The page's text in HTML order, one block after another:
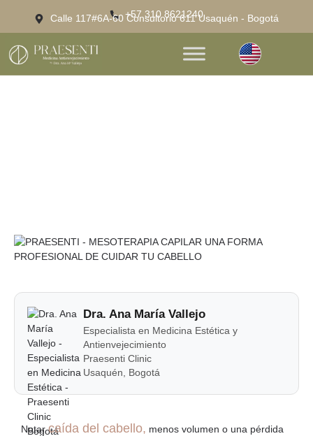
+57 310 8621240
Calle 117#6A-60 Consultorio 611 Usaquén - Bogotá
Dra. Ana María Vallejo
Especialista en Medicina Estética y
Antienvejecimiento
Praesenti Clinic
Usaquén, Bogotá
Notarcaída del cabello, menos volumen o una pérdida